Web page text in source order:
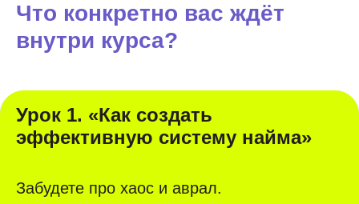
Что конкретно вас ждёт
внутри курса?
Урок 1. «Как создать
эффективную систему найма»
Забудете про хаос и аврал.